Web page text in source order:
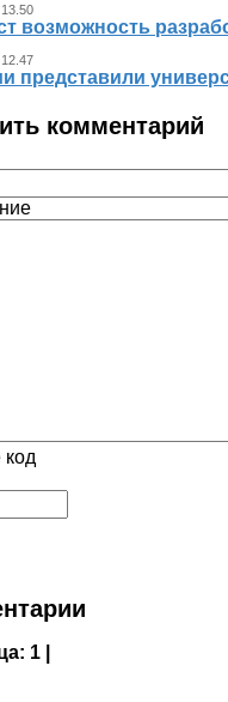
возможность
представили
комментарий
код
1 |